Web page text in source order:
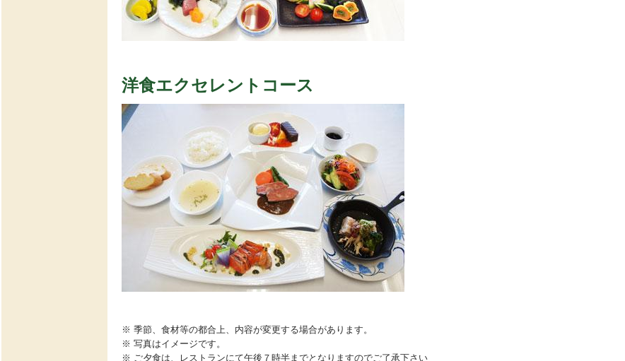
洋食エクセレントコース
季節、食材等の都合上、内容が変更する場合があります。
写真はイメージです。
ご夕食は、レストランにて午後７時半までとなりますのでご了承下さい